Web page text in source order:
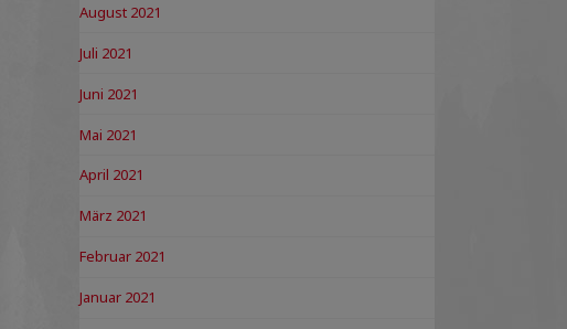
August 2021
Juli 2021
Juni 2021
Mai 2021
April 2021
März 2021
Februar 2021
Januar 2021